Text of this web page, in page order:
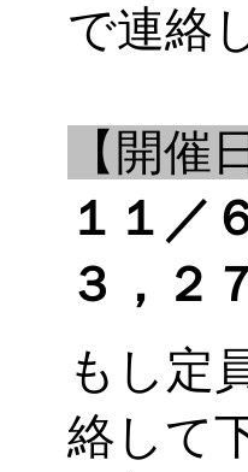
で連絡
【開催
１１／
３，２
もし定
絡して